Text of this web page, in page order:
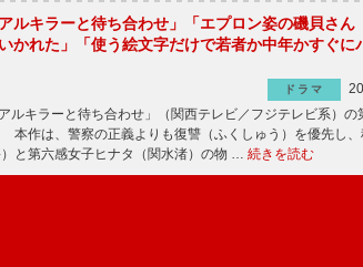
ルキラーと待ち合わせ」「エプロン姿の磯貝さん
かれた」「使う絵文字だけで若者か中年かすぐに
ドラマ
ルキラーと待ち合わせ」（関西テレビ／フジテレビ系）の
本作は、警察の正義よりも復讐（ふくしゅう）を優先し、
と第六感女子ヒナタ（関水渚）の物 … 続きを読む